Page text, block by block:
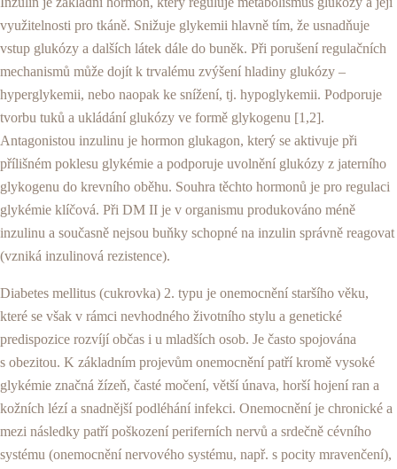
využitelnosti pro tkáně. Snižuje glykemii hlavně tím, že usnadňuje
vstup glukózy a dalších látek dále do buněk. Při porušení regulačních
mechanismů může dojít k trvalému zvýšení hladiny glukózy –
hyperglykemii, nebo naopak ke snížení, tj. hypoglykemii. Podporuje
tvorbu tuků a ukládání glukózy ve formě glykogenu [1,2].
Antagonistou inzulinu je hormon glukagon, který se aktivuje při
přílišném poklesu glykémie a podporuje uvolnění glukózy z jaterního
glykogenu do krevního oběhu. Souhra těchto hormonů je pro regulaci
glykémie klíčová. Při DM II je v organismu produkováno méně
inzulinu a současně nejsou buňky schopné na inzulin správně reagovat
(vzniká inzulinová rezistence).
Diabetes mellitus (cukrovka) 2. typu je onemocnění staršího věku,
které se však v rámci nevhodného životního stylu a genetické
predispozice rozvíjí občas i u mladších osob. Je často spojována
s obezitou. K základním projevům onemocnění patří kromě vysoké
glykémie značná žízeň, časté močení, větší únava, horší hojení ran a
kožních lézí a snadnější podléhání infekci. Onemocnění je chronické a
mezi následky patří poškození periferních nervů a srdečně cévního
systému (onemocnění nervového systému, např. s pocity mravenčení),